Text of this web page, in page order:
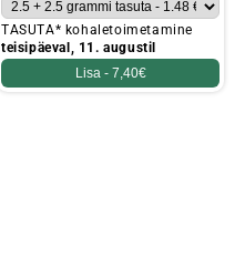
TASUTA* kohaletoimetamine
teisipäeval, 11. augustil
Lisa - 7,40€